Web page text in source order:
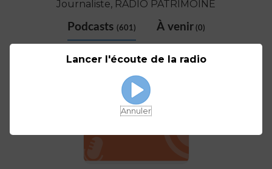
Journaliste, RADIO PATRIMOINE
Podcasts (601) À venir(0)
Lancer l'écoute de la radio
Annuler